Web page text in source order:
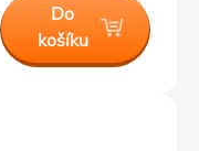
Do
košíku